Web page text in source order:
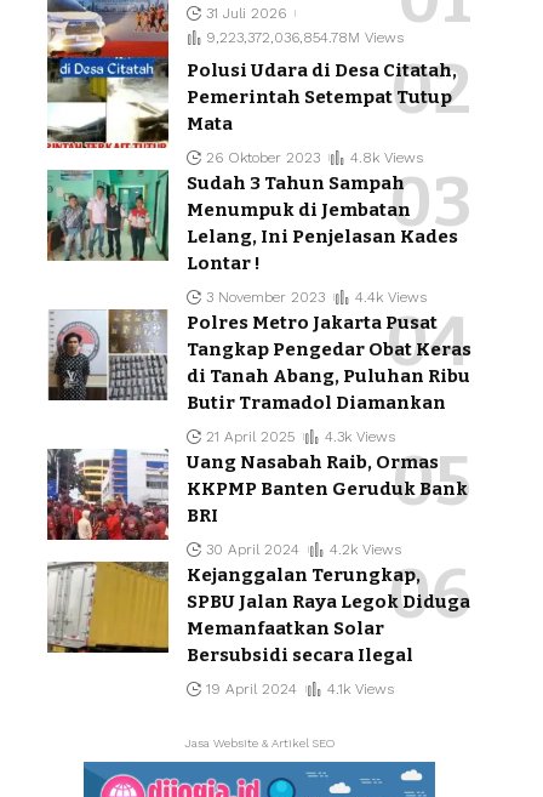
31 Juli 2026
9,223,372,036,854.78M Views
Polusi Udara di Desa Citatah,
Pemerintah Setempat Tutup
Mata
26 Oktober 2023 4.8k Views
Sudah 3 Tahun Sampah
Menumpuk di Jembatan
Lelang, Ini Penjelasan Kades
Lontar !
3 November 2023 4.4k Views
Polres Metro Jakarta Pusat
Tangkap Pengedar Obat Keras
di Tanah Abang, Puluhan Ribu
Butir Tramadol Diamankan
21 April 2025 4.3k Views
Uang Nasabah Raib, Ormas
KKPMP Banten Geruduk Bank
BRI
30 April 2024 4.2k Views
Kejanggalan Terungkap,
SPBU Jalan Raya Legok Diduga
Memanfaatkan Solar
Bersubsidi secara Ilegal
19 April 2024 4.1k Views
Jasa Website & Artikel SEO